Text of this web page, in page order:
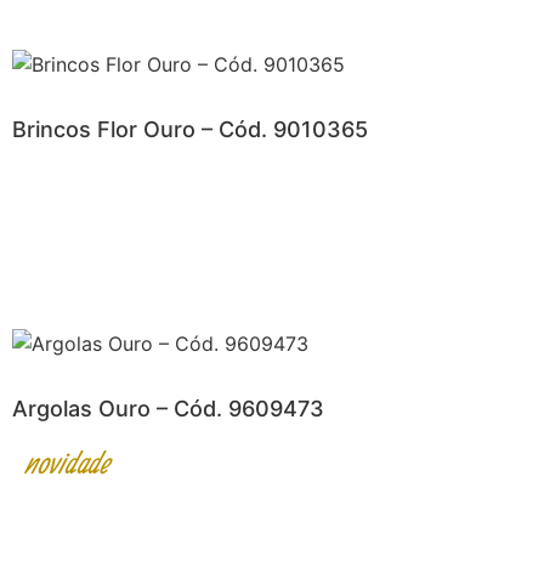
Brincos Flor Ouro – Cód. 9010365
Argolas Ouro – Cód. 9609473
novidade